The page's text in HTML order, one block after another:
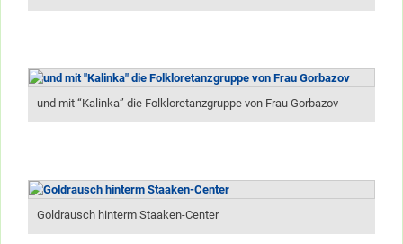
und mit “Kalinka” die Folkloretanzgruppe von Frau Gorbazov
Goldrausch hinterm Staaken-Center